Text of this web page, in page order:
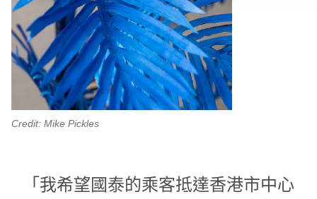
Credit: Mike Pickles
「我希望國泰的乘客抵達香港市中心